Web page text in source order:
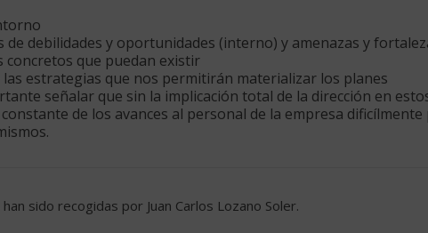
de debilidades y oportunidades (interno) y amenazas y
concretos que puedan existir
estrategias que nos permitirán materializar los planes
señalar que sin la implicación total de la dirección en
de los avances al personal de la empresa dificílmente
sido recogidas por Juan Carlos Lozano Soler.